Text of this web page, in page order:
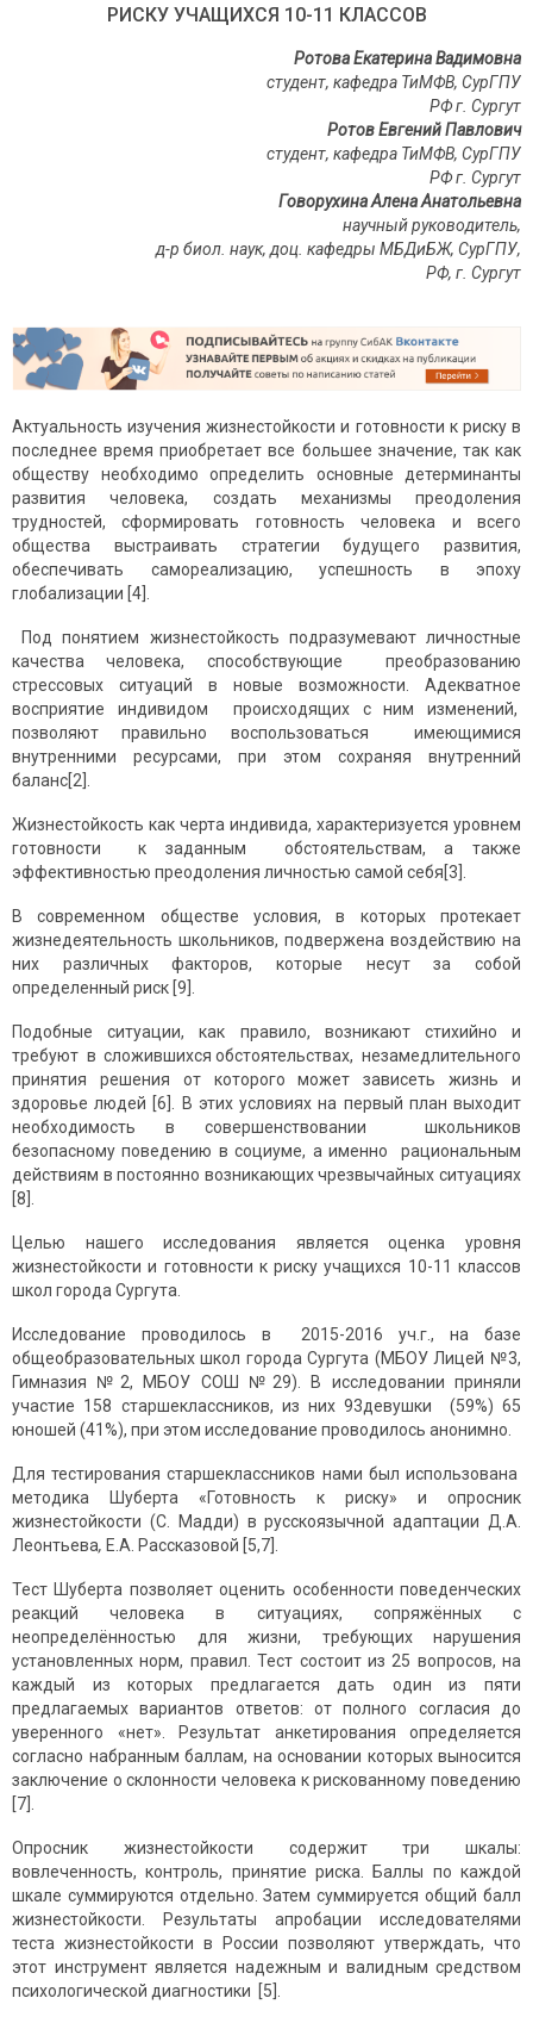
РИСКУ УЧАЩИХСЯ 10-11 КЛАССОВ
Ротова Екатерина Вадимовна
студент, кафедра ТиМФВ, СурГПУ
РФ г. Сургут
Ротов Евгений Павлович
студент, кафедра ТиМФВ, СурГПУ
РФ г. Сургут
Говорухина Алена Анатольевна
научный руководитель,
д-р биол. наук, доц. кафедры МБДиБЖ, СурГПУ,
РФ, г. Сургут
Актуальность изучения жизнестойкости и готовности к риску в
последнее время приобретает все большее значение, так как
обществу необходимо определить основные детерминанты
развития человека, создать механизмы преодоления
трудностей, сформировать готовность человека и всего
общества выстраивать стратегии будущего развития,
обеспечивать самореализацию, успешность в эпоху
глобализации [4].
Под понятием жизнестойкость подразумевают личностные
качества человека, способствующие преобразованию
стрессовых ситуаций в новые возможности. Адекватное
восприятие индивидом происходящих с ним изменений,
позволяют правильно воспользоваться имеющимися
внутренними ресурсами, при этом сохраняя внутренний
баланс[2].
Жизнестойкость как черта индивида, характеризуется уровнем
готовности к заданным обстоятельствам, а также
эффективностью преодоления личностью самой себя[3].
В современном обществе условия, в которых протекает
жизнедеятельность школьников, подвержена воздействию на
них различных факторов, которые несут за собой
определенный риск [9].
Подобные ситуации, как правило, возникают стихийно и
требуют в сложившихся обстоятельствах, незамедлительного
принятия решения от которого может зависеть жизнь и
здоровье людей [6]. В этих условиях на первый план выходит
необходимость в совершенствовании школьников
безопасному поведению в социуме, а именно рациональным
действиям в постоянно возникающих чрезвычайных ситуациях
[8].
Целью нашего исследования является оценка уровня
жизнестойкости и готовности к риску учащихся 10-11 классов
школ города Сургута.
Исследование проводилось в 2015-2016 уч.г., на базе
общеобразовательных школ города Сургута (МБОУ Лицей №3,
Гимназия №2, МБОУ СОШ №29). В исследовании приняли
участие 158 старшеклассников, из них 93девушки (59%) 65
юношей (41%), при этом исследование проводилось анонимно.
Для тестирования старшеклассников нами был использована
методика Шуберта «Готовность к риску» и опросник
жизнестойкости (С. Мадди) в русскоязычной адаптации Д.А.
Леонтьева, Е.А. Рассказовой [5,7].
Тест Шуберта позволяет оценить особенности поведенческих
реакций человека в ситуациях, сопряжённых с
неопределённостью для жизни, требующих нарушения
установленных норм, правил. Тест состоит из 25 вопросов, на
каждый из которых предлагается дать один из пяти
предлагаемых вариантов ответов: от полного согласия до
уверенного «нет». Результат анкетирования определяется
согласно набранным баллам, на основании которых выносится
заключение о склонности человека к рискованному поведению
[7].
Опросник жизнестойкости содержит три шкалы:
вовлеченность, контроль, принятие риска. Баллы по каждой
шкале суммируются отдельно. Затем суммируется общий балл
жизнестойкости. Результаты апробации исследователями
теста жизнестойкости в России позволяют утверждать, что
этот инструмент является надежным и валидным средством
психологической диагностики [5].